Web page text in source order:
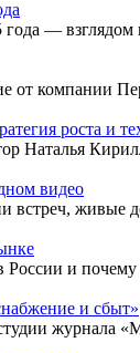
года —
от компании
роста и
Наталья
видео
живые
России и
и сбыт»
журнала